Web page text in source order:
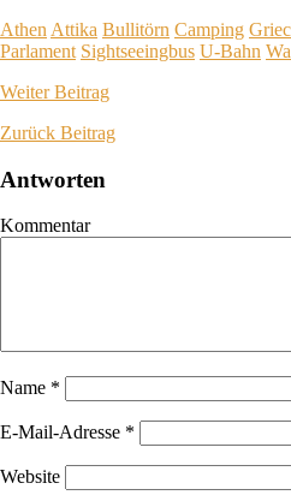
Athen Attika Bullitörn Camping
Parlament Sightseeingbus U-Bahn
WeiterBeitrag
Zurück Beitrag
Antworten
Kommentar
Name *
E-Mail-Adresse *
Website